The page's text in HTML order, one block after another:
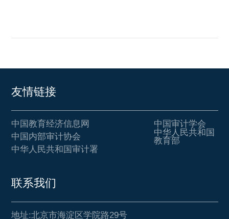
友情链接
中国教育经济信息网
中国审计学会
中国内部审计协会
中华人民共和国
教育部
中华人民共和国审计署
联系我们
地址:北京市海淀区学院路29号